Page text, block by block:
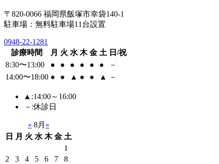
〒820-0066 福岡県飯塚市幸袋140-1
駐車場：無料駐車場11台設置
0948-22-1281
診療時間
月 火 水 木 金 土 日/祝
8:30〜13:00
● ● ● ● ● ●
－
14:00〜18:00 ● ● ▲ ● ● ▲ －
▲ :14:00～16:00
－ :休診日
« 8月 »
日
月 火 水 木 金 土
1
2
3 4 5 6 7
8